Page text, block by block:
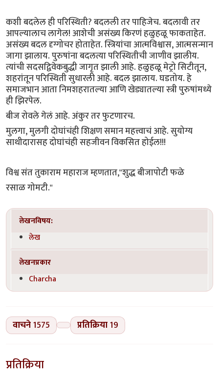
कशी बदलेल ही परिस्थिती? बदलली तर पाहिजेच. बदलावी तर
आपल्यालाच लागेल! आशेची असंख्य किरणं हळुहळू फाकताहेत.
असंख्य बदल दृग्गोचर होताहेत. स्त्रियांचा आत्मविश्वास, आत्मसन्मान
जागा झालाय. पुरुषांना बदलत्या परिस्थितीची जाणीव झालीय.
त्यांची सदसद्विवेकबुद्धी जागृत झाली आहे. हळुहळू मेट्रो सिटीतून,
शहरांतून परिस्थिती सुधारली आहे. बदल झालाय. घडतोय. हे
समाजभान आता निमशहरातल्या आणि खेड्यातल्या स्त्री पुरुषांमध्ये
ही झिरपेल.
बीज रोवले गेलं आहे. अंकुर तर फुटणारच.
मुलगा, मुलगी दोघांचंही शिक्षण समान महत्त्वाचं आहे. सुयोग्य
साथीदारासह दोघांचंही सहजीवन विकसित होईल!!!
विश्व संत तुकाराम महाराज म्हणतात,"शुद्ध बीजापोटी फळे
रसाळ गोमटी."
लेखनविषय:
लेख
लेखनप्रकार
Charcha
वाचने1575 प्रतिक्रिया19
प्रतिक्रिया